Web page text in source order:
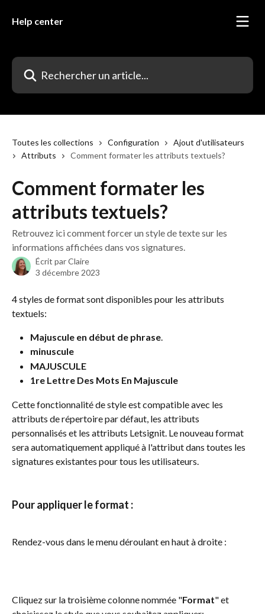
Help center
Rechercher un article...
Toutes les collections Configuration
Ajout d'utilisateurs
Attributs
Comment formater les attributs textuels?
Comment formater les
attributs textuels?
Retrouvez ici comment forcer un style de texte sur les
informations affichées dans vos signatures.
Écrit parClaire
3 décembre 2023
4 styles de format sont disponibles pour les attributs
textuels:
Majuscule en début de phrase.
minuscule
MAJUSCULE
1re Lettre Des Mots En Majuscule
Cette fonctionnalité de style est compatible avec les
attributs de répertoire par défaut, les attributs
personnalisés et les attributs Letsignit. Le nouveau format
sera automatiquement appliqué à l'attribut dans toutes les
signatures existantes pour tous les utilisateurs.
Pour appliquer le format :
Rendez-vous dans le menu déroulant en haut à droite :
Cliquez sur la troisième colonne nommée "Format" et